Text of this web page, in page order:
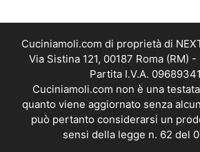
Cuciniamoli.com di proprietà di
Via Sistina 121, 00187 Roma (RM)
Partita I.V.A.
Cuciniamoli.com non è una
quanto viene aggiornato senza
può pertanto considerarsi un
sensi della legge n. 62 del